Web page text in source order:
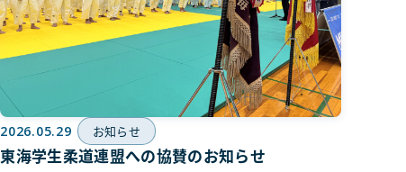
2026.05.29 お知らせ
東海学生柔道連盟への協賛のお知らせ